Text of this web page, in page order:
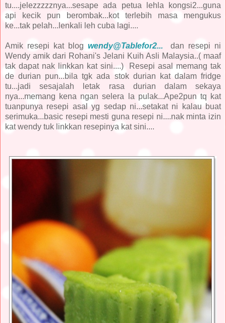
tu....jelezzzzznya...sesape ada petua lehla kongsi2...guna
api kecik pun berombak...kot terlebih masa mengukus
ke...tak pelah...lenkali leh cuba lagi....
Amik resepi kat blog wendy@Tablefor2...
dan resepi ni
Wendy amik dari Rohani's Jelani Kuih Asli Malaysia..( maaf
tak dapat nak linkkan kat sini....)
Resepi asal memang tak
de durian pun...bila tgk ada stok durian kat dalam fridge
tu...jadi sesajalah letak rasa durian dalam sekaya
nya...memang kena ngan selera la pulak...Ape2pun tq kat
tuanpunya resepi asal yg sedap ni...setakat ni kalau buat
serimuka...basic resepi mesti guna resepi ni....nak minta izin
kat wendy tuk linkkan resepinya kat sini....